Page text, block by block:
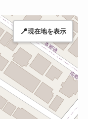
📍現在地を表示